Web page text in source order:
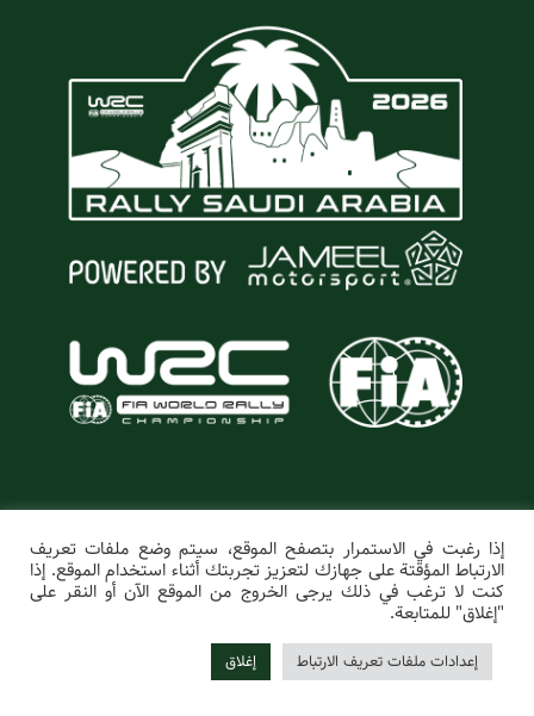
⁞ English ⁞
Rally Saudi Arabia
جميع الحقوق محفوظة ©
إذا رغبت في الاستمرار بتصفح الموقع، سيتم وضع ملفات تعريف
الارتباط المؤقتة على جهازك لتعزيز تجربتك أثناء استخدام الموقع. إذا
كنت لا ترغب في ذلك يرجى الخروج من الموقع الآن أو النقر على
"إغلاق" للمتابعة.
إعدادات ملفات تعريف الارتباط إغلاق